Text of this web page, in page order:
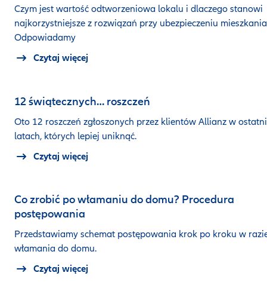
Czym jest wartość odtworzeniowa lokalu i dlaczego stanowi
najkorzystniejsze z rozwiązań przy ubezpieczeniu
Odpowiadamy
Czytaj więcej
12 świątecznych… roszczeń
Oto 12 roszczeń zgłoszonych przez klientów Allianz w
latach, których lepiej uniknąć.
Czytaj więcej
Co zrobić po włamaniu do domu? Procedura
postępowania
Przedstawiamy schemat postępowania krok po kroku w
włamania do domu.
Czytaj więcej